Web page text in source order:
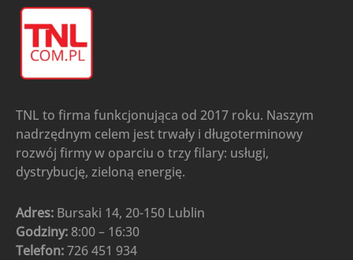
TNL to firma funkcjonująca od 2017 roku. Naszym
nadrzędnym celem jest trwały i długoterminowy
rozwój firmy w oparciu o trzy filary: usługi,
dystrybucję, zieloną energię.
Adres: Bursaki 14, 20-150 Lublin
Godziny: 8:00 – 16:30
Telefon:726 451 934